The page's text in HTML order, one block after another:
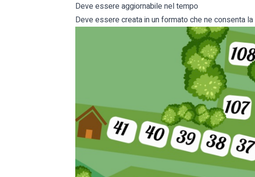
Deve essere aggiornabile nel tempo
Deve essere creata in un formato che ne consenta